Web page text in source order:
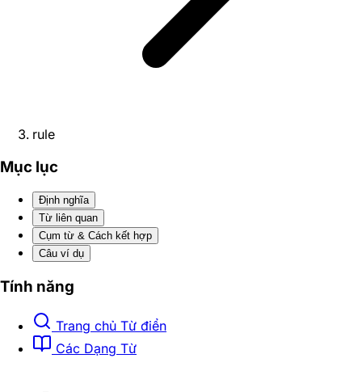
rule
Mục lục
Định nghĩa
Từ liên quan
Cụm từ & Cách kết hợp
Câu ví dụ
Tính năng
Trang chủ Từ điển
Các Dạng Từ